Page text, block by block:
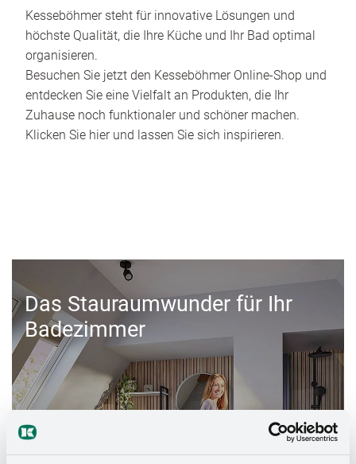
Kesseböhmer steht für innovative Lösungen und
höchste Qualität, die Ihre Küche und Ihr Bad optimal
organisieren.
Besuchen Sie jetzt den Kesseböhmer Online-Shop und
entdecken Sie eine Vielfalt an Produkten, die Ihr
Zuhause noch funktionaler und schöner machen.
Klicken Sie hier und lassen Sie sich inspirieren.
Das Stauraumwunder für Ihr
Badezimmer